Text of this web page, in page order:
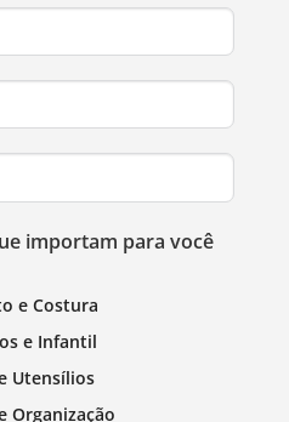
importam para você
e Costura
e Infantil
Utensílios
Organização